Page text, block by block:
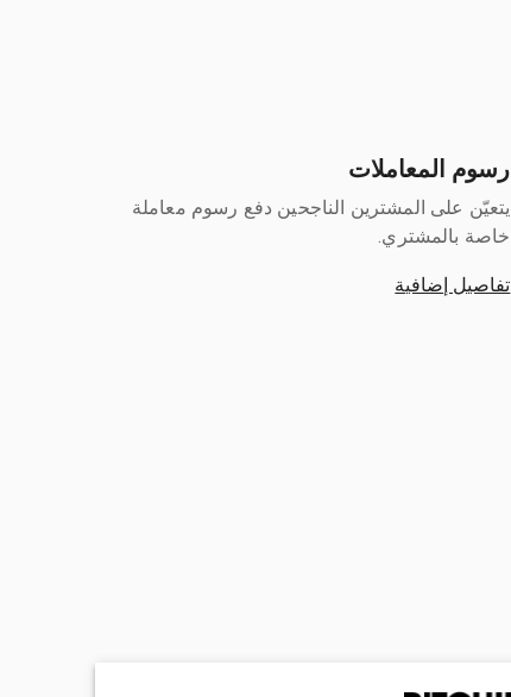
رسوم المعاملات
يتعيّن على المشترين الناجحين دفع رسوم معاملة
خاصة بالمشتري.
تفاصيل إضافية